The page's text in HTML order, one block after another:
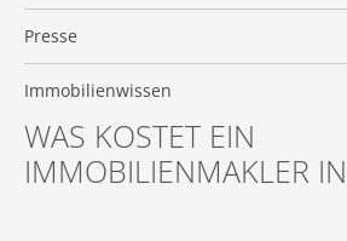
Presse
Immobilienwissen
WAS KOSTET EIN
IMMOBILIENMAKLER